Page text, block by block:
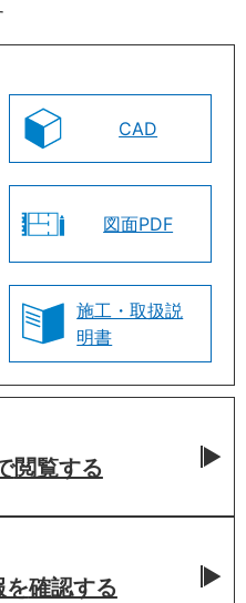
CAD
図面PDF
施工・取扱説
明書
閲覧する
を確認する